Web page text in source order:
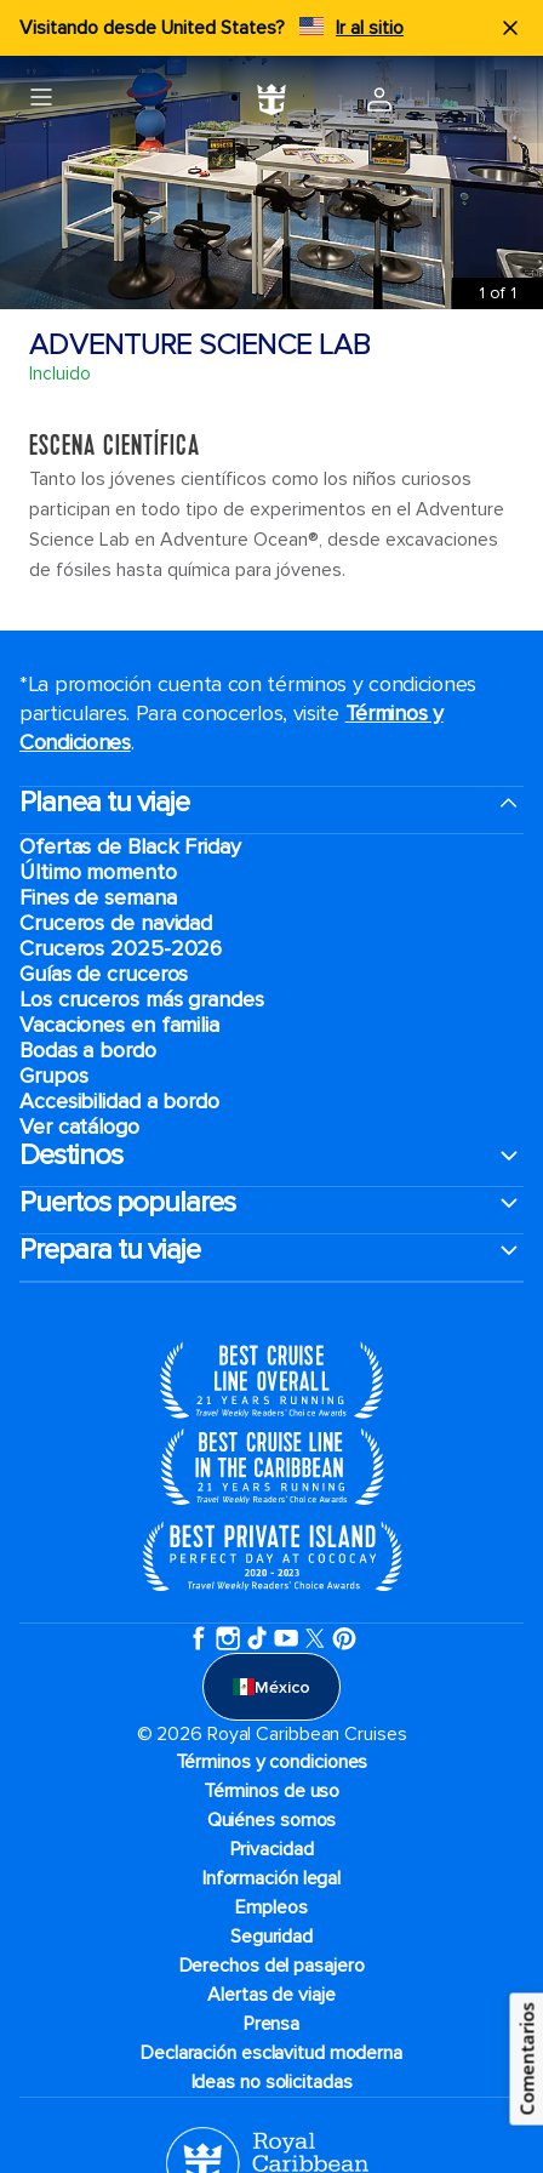
Visitando desde United States? Ir al sitio
1 of 1
ADVENTURE SCIENCE LAB
Incluido
ESCENA CIENTÍFICA
Tanto los jóvenes científicos como los niños curiosos
participan en todo tipo de experimentos en el Adventure
Science Lab en Adventure Ocean®, desde excavaciones
de fósiles hasta química para jóvenes.
*La promoción cuenta con términos y condiciones
particulares. Para conocerlos, visite Términos y
Condiciones.
Planea tu viaje
Ofertas de Black Friday
Último momento
Fines de semana
Cruceros de navidad
Cruceros 2025-2026
Guías de cruceros
Los cruceros más grandes
Vacaciones en familia
Bodas a bordo
Grupos
Accesibilidad a bordo
Ver catálogo
Destinos
Puertos populares
Prepara tu viaje
México
© 2026 Royal Caribbean Cruises
Términos y condiciones
Términos de uso
Quiénes somos
Privacidad
Información legal
Empleos
Seguridad
Derechos del pasajero
Alertas de viaje
Prensa
Declaración esclavitud moderna
Ideas no solicitadas
Comentarios